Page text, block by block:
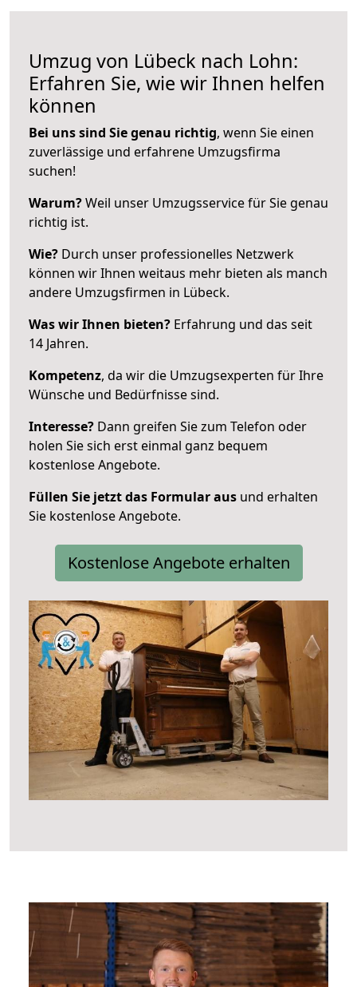
Umzug von Lübeck nach Lohn:
Erfahren Sie, wie wir Ihnen helfen
können
Bei uns sind Sie genau richtig, wenn Sie einen
zuverlässige und erfahrene Umzugsfirma
suchen!
Warum?Weil unser Umzugsservice für Sie genau
richtig ist.
Wie? Durch unser professionelles Netzwerk
können wir Ihnen weitaus mehr bieten als manch
andere Umzugsfirmen in Lübeck.
Was wir Ihnen bieten? Erfahrung und das seit
14 Jahren.
Kompetenz, da wir die Umzugsexperten für Ihre
Wünsche und Bedürfnisse sind.
Interesse? Dann greifen Sie zum Telefon oder
holen Sie sich erst einmal ganz bequem
kostenlose Angebote.
Füllen Sie jetzt das Formular aus und erhalten
Sie kostenlose Angebote.
Kostenlose Angebote erhalten